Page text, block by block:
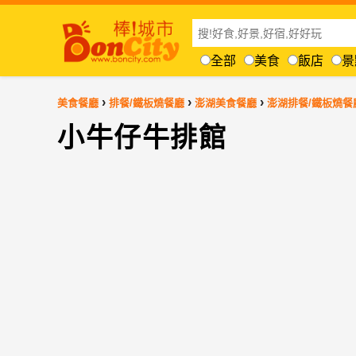
全部 美食 飯店
美食餐廳 › 排餐/鐵板燒餐廳 › 澎湖美食餐廳 › 澎湖排餐/鐵板燒餐
小牛仔牛排館